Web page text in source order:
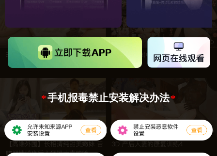
手机报毒禁止安装解决办法